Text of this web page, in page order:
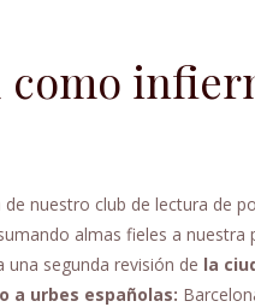
como
nuestro club de lectura de
almas fieles a
segunda revisión de la
a urbes españolas: